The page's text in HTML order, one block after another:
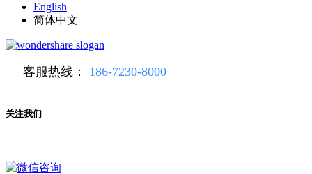
English
简体中文
客服热线： 186-7230-8000
关注我们